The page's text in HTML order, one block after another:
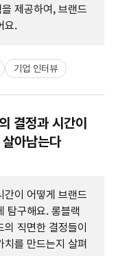
제공하여, 브랜드
요.
기업 인터뷰
결정과 시간이
아남는다
간이 어떻게 브랜드
탐구해요. 롱블랙
직면한 결정들이
를 만드는지 살펴